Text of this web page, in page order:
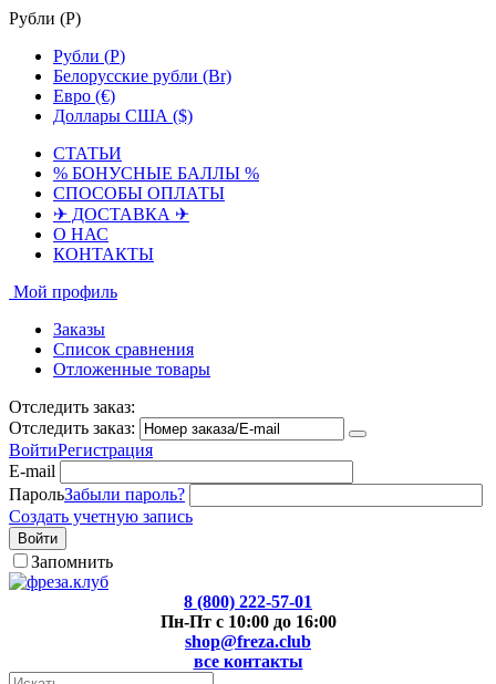
Рубли (Р)
Рубли (Р)
Белорусские рубли (Br)
Евро (€)
Доллары США ($)
СТАТЬИ
% БОНУСНЫЕ БАЛЛЫ %
СПОСОБЫ ОПЛАТЫ
✈ ДОСТАВКА ✈
О НАС
КОНТАКТЫ
Мой профиль
Заказы
Список сравнения
Отложенные товары
Отследить заказ:
Отследить заказ:
ВойтиРегистрация
E-mail
ПарольЗабыли пароль?
Создать учетную запись
Войти
Запомнить
8 (800) 222-57-01
Пн-Пт с 10:00 до 16:00
shop@freza.club
все контакты